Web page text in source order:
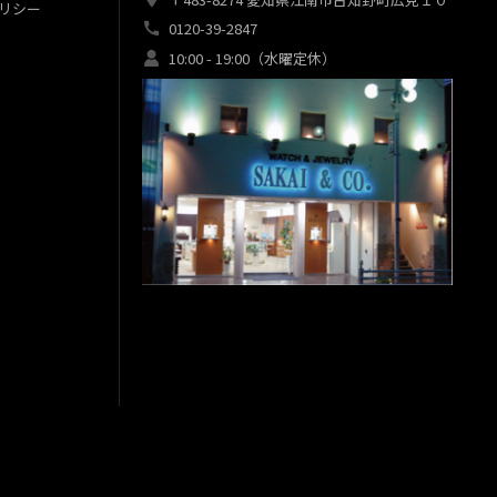
シー
0120-39-2847
10:00 - 19:00（水曜定休）